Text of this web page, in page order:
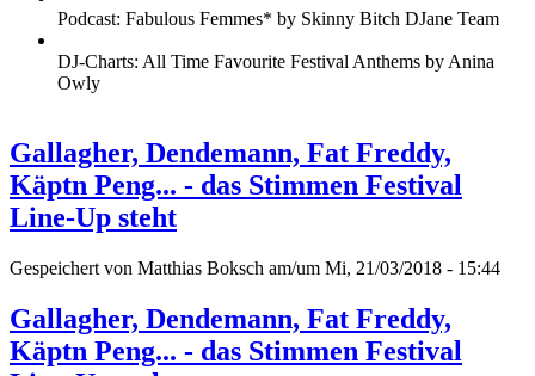
Podcast: Fabulous Femmes* by Skinny Bitch DJane Team
DJ-Charts: All Time Favourite Festival Anthems by Anina
Owly
Gallagher, Dendemann, Fat Freddy,
Käptn Peng... - das Stimmen Festival
Line-Up steht
Gespeichert von Matthias Boksch am/um Mi, 21/03/2018 - 15:44
Gallagher, Dendemann, Fat Freddy,
Käptn Peng... - das Stimmen Festival